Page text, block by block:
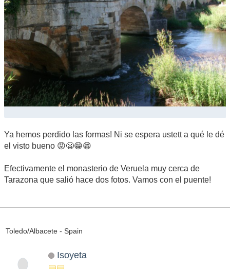
Ya hemos perdido las formas! Ni se espera ustett a qué le dé
el visto bueno 😡😬😁😁
Efectivamente el monasterio de Veruela muy cerca de
Tarazona que salió hace dos fotos. Vamos con el puente!
Toledo/Albacete - Spain
Isoyeta